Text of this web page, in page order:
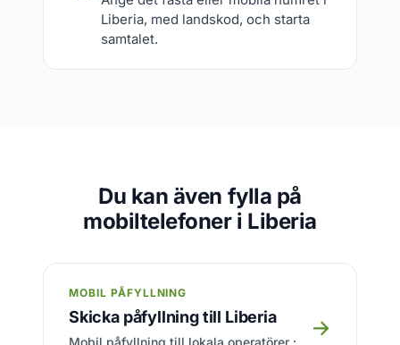
Liberia, med landskod, och starta
samtalet.
Du kan även fylla på
mobiltelefoner i Liberia
MOBIL PÅFYLLNING
Skicka påfyllning till Liberia
Mobil påfyllning till lokala operatörer :
→